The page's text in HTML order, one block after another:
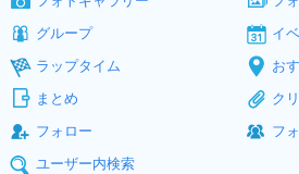
グループ
イ
ラップタイム
お
まとめ
ク
フォロー
フ
ユーザー内検索